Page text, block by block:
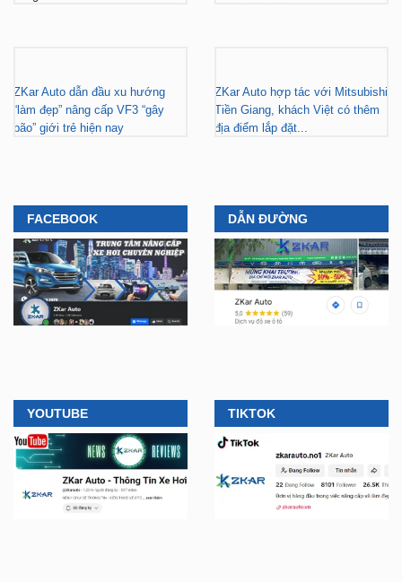
ZKar Auto dẫn đầu xu hướng
“làm đẹp” nâng cấp VF3 “gây
bão” giới trẻ hiện nay
ZKar Auto hợp tác với Mitsubishi
Tiền Giang, khách Việt có thêm
địa điểm lắp đặt...
FACEBOOK DẪN ĐƯỜNG
YOUTUBE TIKTOK